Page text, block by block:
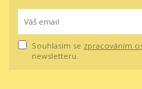
Souhlasím se zpracováním
newsletteru.